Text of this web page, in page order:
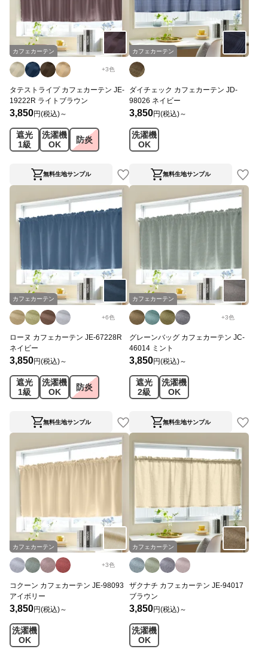
カフェカーテン
+3色
タテストライプ カフェカーテン JE-
19222R ライトブラウン
3,850円(税込)～
遮光
1級
洗濯機
OK
防炎
無料生地サンプル
カフェカーテン
ダイチェック カフェカーテン JD-
98026 ネイビー
3,850円(税込)～
洗濯機
OK
無料生地サンプル
カフェカーテン
+6色
ローヌ カフェカーテン JE-67228R
ネイビー
3,850円(税込)～
遮光
1級
洗濯機
OK
防炎
無料生地サンプル
カフェカーテン
+3色
グレーンバッグ カフェカーテン JC-
46014 ミント
3,850円(税込)～
遮光
2級
洗濯機
OK
無料生地サンプル
カフェカーテン
+3色
コクーン カフェカーテン JE-98093
アイボリー
3,850円(税込)～
洗濯機
OK
カフェカーテン
ザクナチ カフェカーテン JE-94017
ブラウン
3,850円(税込)～
洗濯機
OK